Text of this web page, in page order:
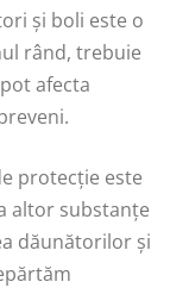
și boli este o
rând, trebuie
afecta
protecție este
altor substanțe
dăunătorilor și